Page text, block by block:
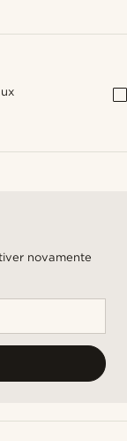
novamente